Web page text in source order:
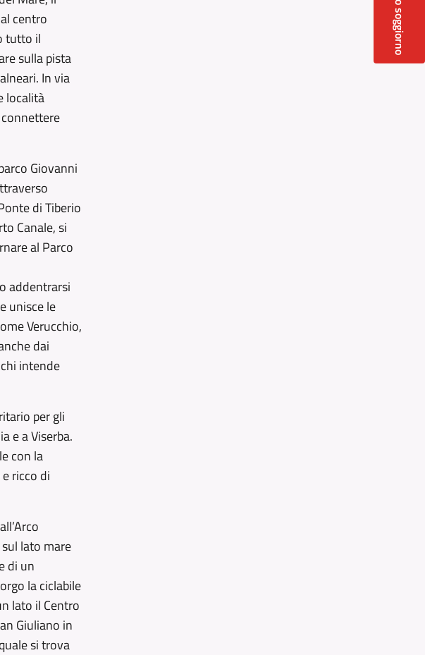
centro
tutto il
sulla pista
In via
località
connettere
Giovanni
di Tiberio
Canale, si
al Parco
addentrarsi
unisce le
Verucchio,
dai
intende
per gli
e a Viserba.
con la
ricco di
lato mare
di un
la ciclabile
lato il Centro
Giuliano in
si trova